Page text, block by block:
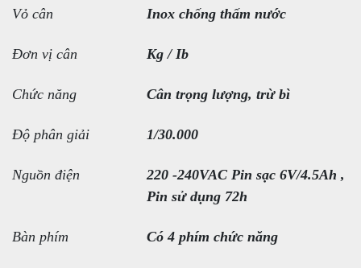
Vỏ cân Inox chống thấm nước
Đơn vị cân Kg / Ib
Chức năng Cân trọng lượng, trừ bì
Độ phân giải 1/30.000
Nguồn điện
220 -240VAC Pin sạc 6V/4.5Ah ,
Pin sử dụng 72h
Bàn phím Có 4 phím chức năng